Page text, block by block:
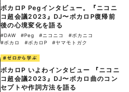
ボカロP Pegインタビュー。『ニコニ
コ超会議2023』DJ〜ボカロP復帰前
後の心境変化を語る
#DAW #Peg #ニコニコ
#ボカニコ
#ボカロ
#ボカロP #ヤマモトガク
#ゼロから学ぶ
ボカロP いよわインタビュー 『ニコニ
コ超会議2023』DJ〜ボカロ曲のコン
セプトや作詞方法を語る